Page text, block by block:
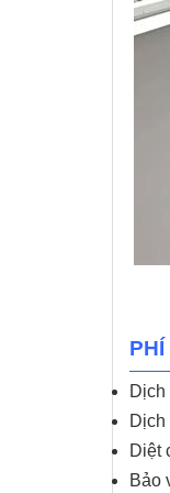
PHÍ
Dịch
Diệt
Bảo